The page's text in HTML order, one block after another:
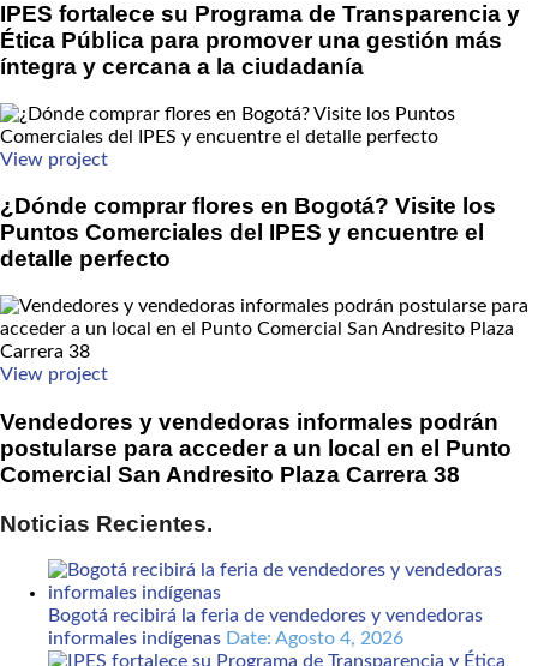
IPES fortalece su Programa de Transparencia y
Ética Pública para promover una gestión más
íntegra y cercana a la ciudadanía
View project
¿Dónde comprar flores en Bogotá? Visite los
Puntos Comerciales del IPES y encuentre el
detalle perfecto
View project
Vendedores y vendedoras informales podrán
postularse para acceder a un local en el Punto
Comercial San Andresito Plaza Carrera 38
Noticias Recientes.
Bogotá recibirá la feria de vendedores y vendedoras
informales indígenas Date: Agosto 4, 2026